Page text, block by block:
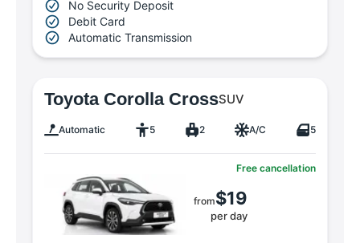
No Security Deposit
Debit Card
Automatic Transmission
Toyota Corolla CrossSUV
Automatic 5 2 A/C 5
Free cancellation
from$19
per day